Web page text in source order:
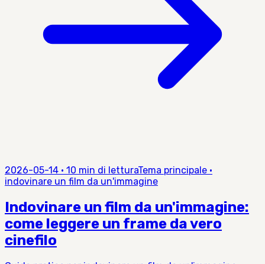
2026-05-14 · 10 min di letturaTema principale ·
indovinare un film da un'immagine
Indovinare un film da un'immagine:
come leggere un frame da vero
cinefilo